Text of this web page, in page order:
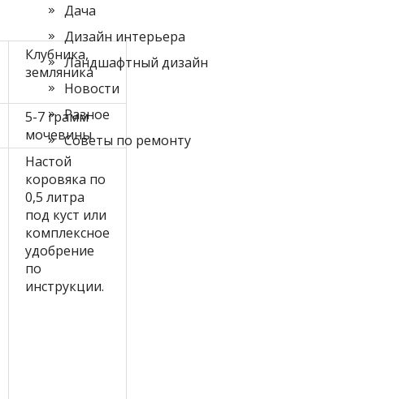
Клубника,
земляника
5-7 грамм
мочевины
Настой
коровяка по
0,5 литра
под куст или
комплексное
удобрение
по
инструкции.
Дача
Дизайн интерьера
Ландшафтный дизайн
Новости
Разное
Советы по ремонту